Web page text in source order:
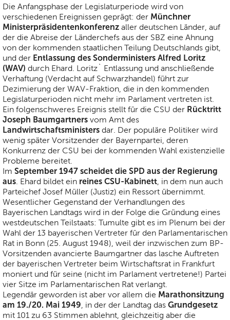
Die Anfangsphase der Legislaturperiode wird von
verschiedenen Ereignissen geprägt: der Münchner
Ministerpräsidentenkonferenz aller deutschen Länder, auf
der die Abreise der Länderchefs aus der SBZ eine Ahnung
von der kommenden staatlichen Teilung Deutschlands gibt,
und der Entlassung des Sonderministers Alfred Loritz
(WAV) durch Ehard. Loritz` Entlassung und anschließende
Verhaftung (Verdacht auf Schwarzhandel) führt zur
Dezimierung der WAV-Fraktion, die in den kommenden
Legislaturperioden nicht mehr im Parlament vertreten ist.
Ein folgenschweres Ereignis stellt für die CSU der Rücktritt
Joseph Baumgartners vom Amt des
Landwirtschaftsministers dar. Der populäre Politiker wird
wenig später Vorsitzender der Bayernpartei, deren
Konkurrenz der CSU bei der kommenden Wahl existenzielle
Probleme bereitet.
Im September 1947 scheidet die SPD aus der Regierung
aus . Ehard bildet ein reines CSU-Kabinett , in dem nun auch
Parteichef Josef Müller (Justiz) ein Ressort übernimmt.
Wesentlicher Gegenstand der Verhandlungen des
Bayerischen Landtags wird in der Folge die Gründung eines
westdeutschen Teilstaats: Tumulte gibt es im Plenum bei der
Wahl der 13 bayerischen Vertreter für den Parlamentarischen
Rat in Bonn (25. August 1948), weil der inzwischen zum BP-
Vorsitzenden avancierte Baumgartner das lasche Auftreten
der bayerischen Vertreter beim Wirtschaftsrat in Frankfurt
moniert und für seine (nicht im Parlament vertretene!) Partei
vier Sitze im Parlamentarischen Rat verlangt.
Legendär geworden ist aber vor allem die Marathonsitzung
am 19./20. Mai 1949 , in der der Landtag das Grundgesetz
mit 101 zu 63 Stimmen ablehnt, gleichzeitig aber die